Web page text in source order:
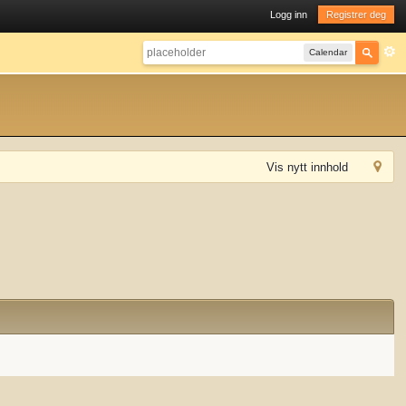
Logg inn Registrer deg
Calendar
Vis nytt innhold